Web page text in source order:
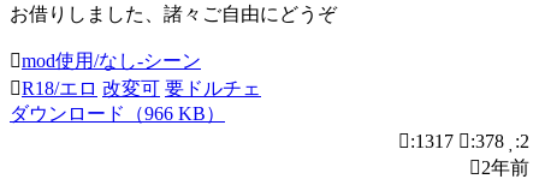
お借りしました、諸々ご自由にどうぞ
mod使用/なし-シーン
R18/エロ 改変可 要ドルチェ
ダウンロード（966 KB）
:1317
:378 :2
2年前